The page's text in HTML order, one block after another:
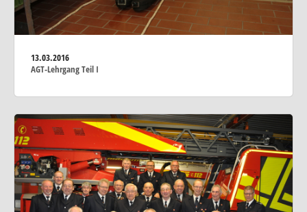
13.03.2016
AGT-Lehrgang Teil I